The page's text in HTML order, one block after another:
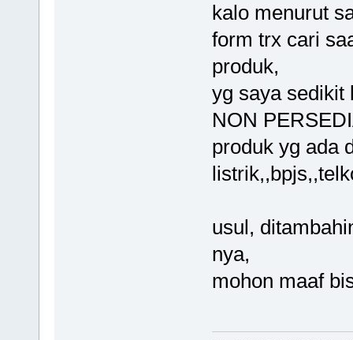
kalo menurut
form trx cari
produk,
yg saya sedikit
NON
produk yg ada
usul,
nya,
mohon maaf